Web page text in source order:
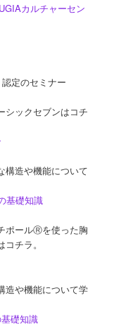
カルチャーセン
定のセミナー
シックセブンはコチ
構造や機能について
基礎知識
ポールⓇを使った胸
チラ。
造や機能について学
礎知識